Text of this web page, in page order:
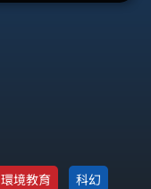
環境教育 科幻